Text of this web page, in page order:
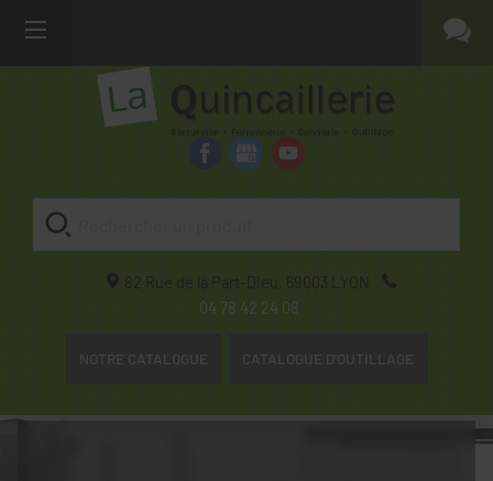
82 Rue de la Part-Dieu, 69003
LYON
04 78 42 24 08
NOTRE CATALOGUE CATALOGUE D'OUTILLAGE